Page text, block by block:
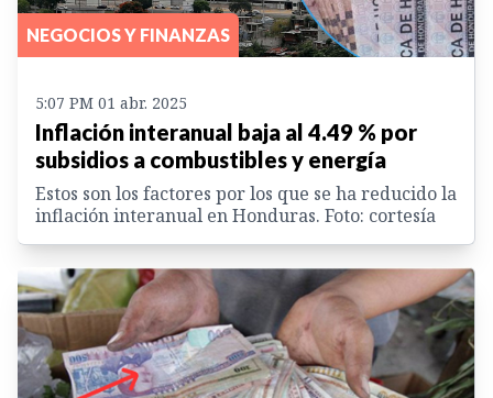
NEGOCIOS Y FINANZAS
5:07 PM 01 abr. 2025
Inflación interanual baja al 4.49 % por
subsidios a combustibles y energía
Estos son los factores por los que se ha reducido la
inflación interanual en Honduras. Foto: cortesía